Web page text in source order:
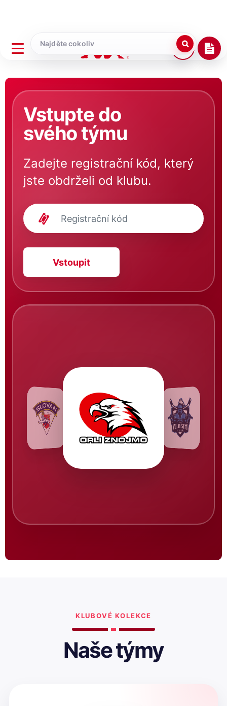
Vstupte do
svého týmu
Zadejte registrační kód, který
jste obdrželi od klubu.
Vstoupit
KLUBOVÉ KOLEKCE
Naše týmy